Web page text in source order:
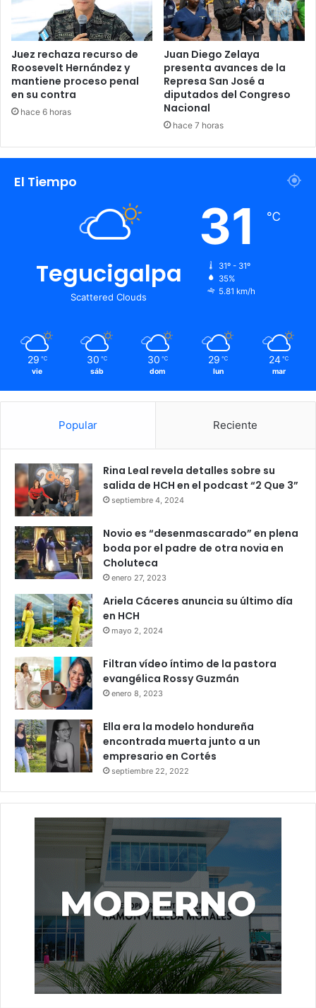
Juez rechaza recurso de
Roosevelt Hernández y
mantiene proceso penal
en su contra
hace 6 horas
Juan Diego Zelaya
presenta avances de la
Represa San José a
diputados del Congreso
Nacional
hace 7 horas
El Tiempo
Tegucigalpa
Scattered Clouds
31 ℃
31º - 31º
35%
5.81 km/h
29 ℃
vie
30 ℃
sáb
30 ℃
dom
29 ℃
lun
24 ℃
mar
Popular Reciente
Rina Leal revela detalles sobre su
salida de HCH en el podcast “2 Que 3”
septiembre 4, 2024
Novio es “desenmascarado” en plena
boda por el padre de otra novia en
Choluteca
enero 27, 2023
Ariela Cáceres anuncia su último día
en HCH
mayo 2, 2024
Filtran vídeo íntimo de la pastora
evangélica Rossy Guzmán
enero 8, 2023
Ella era la modelo hondureña
encontrada muerta junto a un
empresario en Cortés
septiembre 22, 2022